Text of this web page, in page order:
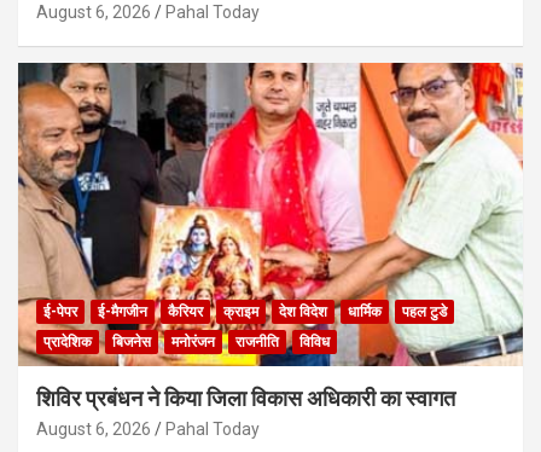
August 6, 2026 Pahal Today
ई-पेपर ई-मैगजीन कैरियर क्राइम देश विदेश धार्मिक
पहल टुडे
प्रादेशिक
बिजनेस मनोरंजन राजनीति विविध
शिविर प्रबंधन ने किया जिला विकास अधिकारी का स्वागत
August 6, 2026 Pahal Today